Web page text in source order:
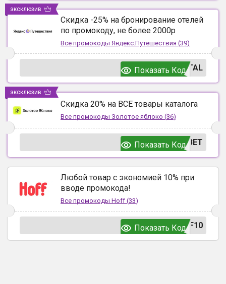
Скидка -25% на бронирование отелей
по промокоду, не более 2000р
Все промокоды Яндекс.Путешествия (39)
TAL
Показать Код
эксклюзив
Скидка 20% на ВСЕ товары каталога
Все промокоды Золотое яблоко (36)
ВЕТ
Показать Код
эксклюзив
Любой товар с экономией 10% при
вводе промокода!
Все промокоды Hoff (33)
F10
Показать Код